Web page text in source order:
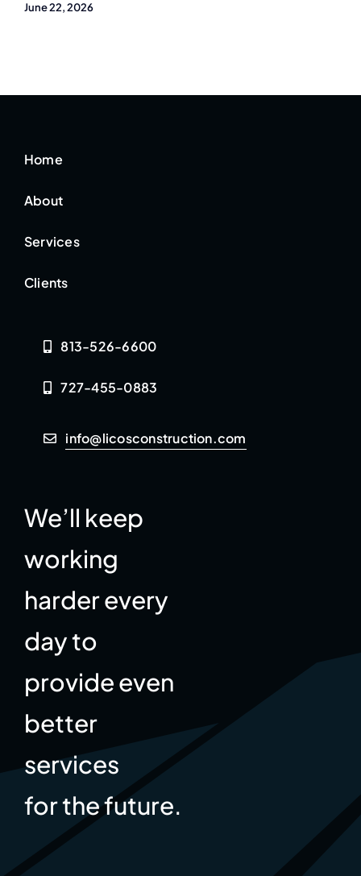
June 22, 2026
Home
About
Services
Clients
813-526-6600
727-455-0883
info@licosconstruction.com
We’ll keep
working
harder every
day to
provide even
better
services
for the future.